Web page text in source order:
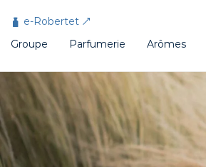
Groupe Parfumerie Arômes
e-Robertet